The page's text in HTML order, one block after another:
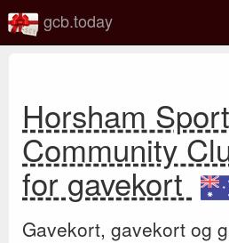
gcb.today
Horsham
Community
for gavekort
Gavekort, gavekort og